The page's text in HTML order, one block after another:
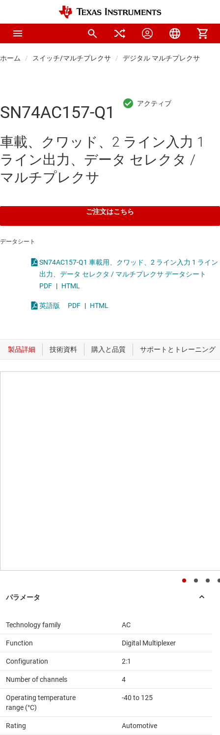
ホーム スイッチ/マルチプレクサ デジタル マルチプレクサ / エ
SN74AC157-Q1
車載、クワッド、2 ライン入力 1
ライン出力、データ セレクタ /
マルチプレクサ
ご注文はこちら
データシート
SN74AC157-Q1 車載用、クワッド、2 ライン入力 1 ライン
出力、データ セレクタ / マルチプレクサ データシート
PDF | HTML
英語版 PDF | HTML
Technology family AC
Function Digital Multiplexer
Configuration 2:1
Number of channels 4
Operating temperature
range (°C)
-40 to 125
Rating Automotive